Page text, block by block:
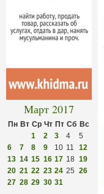
Март 2017
Пн Вт Ср Чт Пт Сб Вс
1
2 3 4
5
6
7 8 9 10 11
12
13 14 15 16 17 18 19
20 21 22 23 24 25 26
27 28 29 30 31